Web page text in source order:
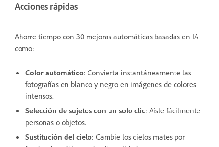
Acciones rápidas
Ahorre tiempo con 30 mejoras automáticas basadas en IA
como:
Color automático: Convierta instantáneamente las
fotografías en blanco y negro en imágenes de colores
intensos.
Selección de sujetos con un solo clic: Aísle fácilmente
personas o objetos.
Sustitución del cielo: Cambie los cielos mates por